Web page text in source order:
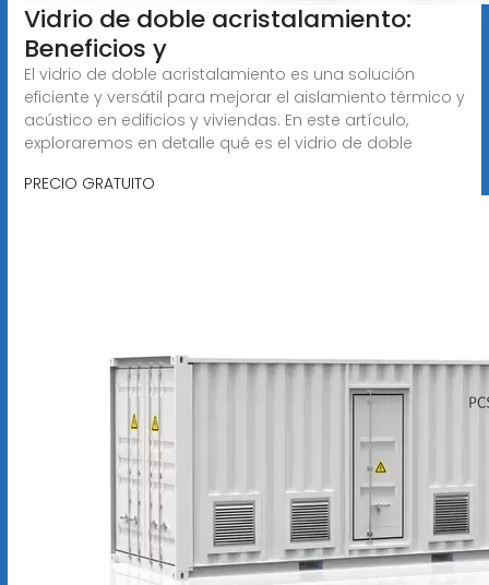
Vidrio de doble acristalamiento:
Beneficios y
El vidrio de doble acristalamiento es una solución
eficiente y versátil para mejorar el aislamiento térmico y
acústico en edificios y viviendas. En este artículo,
exploraremos en detalle qué es el vidrio de doble
PRECIO GRATUITO